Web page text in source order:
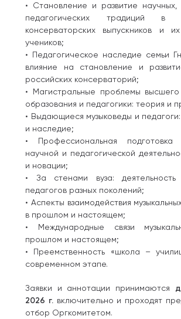
• Становление и развитие научных,
педагогических традиций в
консерваторских выпускников и
учеников;
• Педагогическое наследие семьи
влияние на становление и
российских консерваторий;
• Магистральные проблемы высшего
образования и педагогики: теория и
• Выдающиеся музыковеды и
и наследие;
• Профессиональная подготовка
научной и педагогической
и новации;
• За стенами вуза: деятельность
педагогов разных поколений;
• Аспекты взаимодействия
в прошлом и настоящем;
• Международные связи
прошлом и настоящем;
• Преемственность «школа –
современном этапе.
Заявки и аннотации принимаются
2026 г. включительно и проходят
отбор Оргкомитетом.